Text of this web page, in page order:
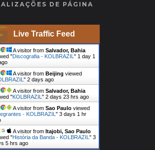
DE PÁGINA
Live Traffic Feed
A visitor fromSalvador, Bahia
"Discografia - KOLBRAZIL"1 day 1
A visitor from Beijing viewed
"2 days ago
A visitor fromSalvador, Bahia
"KOLBRAZIL"2 days 23 hrs ago
A visitor fromSao Paulo viewed
- KOLBRAZIL"3 days 1 hr
A visitor from Itajobi, Sao Paulo
"História da Banda - KOLBRAZIL"3
5 hrs ago